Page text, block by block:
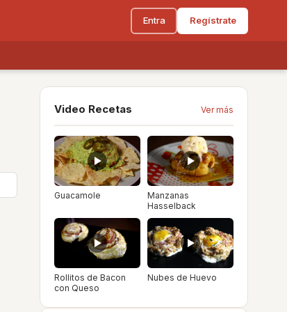
Entra Regístrate
Video Recetas Ver más
Guacamole
Manzanas
Hasselback
Rollitos de Bacon
con Queso
Nubes de Huevo